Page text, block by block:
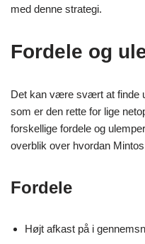
med denne strategi.
Fordele og
Det kan være svært at finde
som er den rette for lige
forskellige fordele og
overblik over hvordan
Fordele
Højt afkast på i